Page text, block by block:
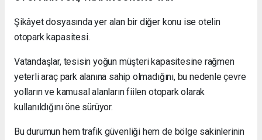
Şikâyet dosyasında yer alan bir diğer konu ise otelin
otopark kapasitesi.
Vatandaşlar, tesisin yoğun müşteri kapasitesine rağmen
yeterli araç park alanına sahip olmadığını, bu nedenle çevre
yolların ve kamusal alanların fiilen otopark olarak
kullanıldığını öne sürüyor.
Bu durumun hem trafik güvenliği hem de bölge sakinlerinin